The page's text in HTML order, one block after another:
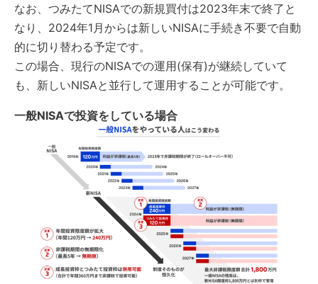
なお、つみたてNISAでの新規買付は2023年末で終了と
なり、2024年1月からは新しいNISAに手続き不要で自動
的に切り替わる予定です。
この場合、現行のNISAでの運用(保有)が継続していて
も、新しいNISAと並行して運用することが可能です。
一般NISAで投資をしている場合